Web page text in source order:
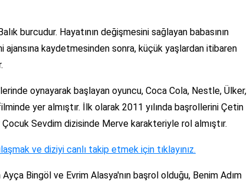
burcudur. Hayatının değişmesini sağlayan babasının
ajansına kaydetmesinden sonra, küçük yaşlardan itibaren
oynayarak başlayan oyuncu, Coca Cola, Nestle, Ülker,
yer almıştır. İlk olarak 2011 yılında başrollerini Çetin
Çocuk Sevdim dizisinde Merve karakteriyle rol almıştır.
ve diziyi canlı takip etmek için tıklayınız.
Ayça Bingöl ve Evrim Alasya'nın başrol olduğu, Benim Adım